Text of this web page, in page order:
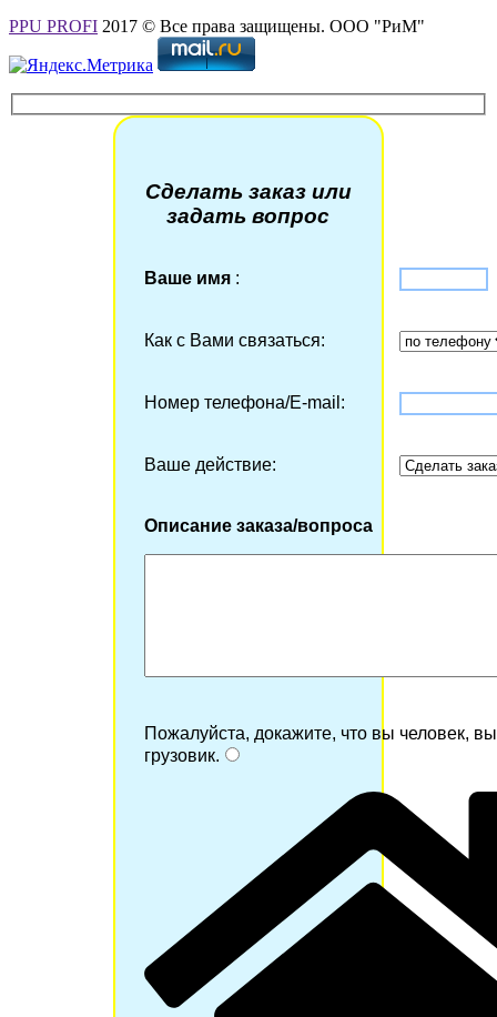
PPU PROFI 2017 © Все права защищены. ООО "РиМ"
Сделать заказ или
задать вопрос
Ваше имя:
Как с Вами связаться:
Номер телефона/Е-mail:
Ваше действие:
Описание заказа/вопроса
Пожалуйста, докажите, что вы человек,
грузовик.